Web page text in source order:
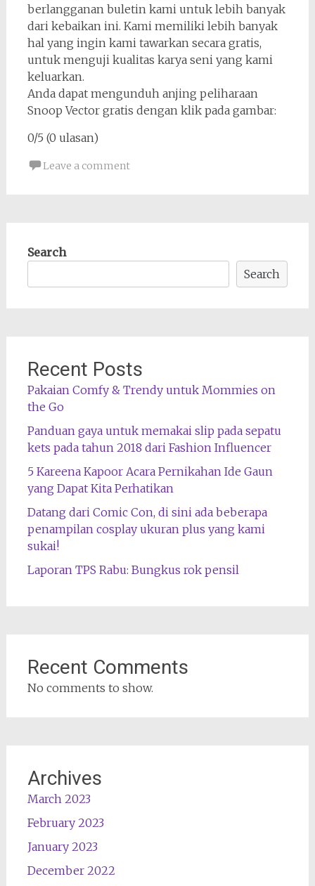
berlangganan buletin kami untuk lebih banyak
dari kebaikan ini. Kami memiliki lebih banyak
hal yang ingin kami tawarkan secara gratis,
untuk menguji kualitas karya seni yang kami
keluarkan.
Anda dapat mengunduh anjing peliharaan
Snoop Vector gratis dengan klik pada gambar:
0/5 (0 ulasan)
Leave a comment
Search
Search
Recent Posts
Pakaian Comfy & Trendy untuk Mommies on
the Go
Panduan gaya untuk memakai slip pada sepatu
kets pada tahun 2018 dari Fashion Influencer
5 Kareena Kapoor Acara Pernikahan Ide Gaun
yang Dapat Kita Perhatikan
Datang dari Comic Con, di sini ada beberapa
penampilan cosplay ukuran plus yang kami
sukai!
Laporan TPS Rabu: Bungkus rok pensil
Recent Comments
No comments to show.
Archives
March 2023
February 2023
January 2023
December 2022